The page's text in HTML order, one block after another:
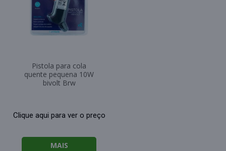
Pistola para cola
quente pequena 10W
bivolt Brw
Clique aqui para ver o preço
MAIS